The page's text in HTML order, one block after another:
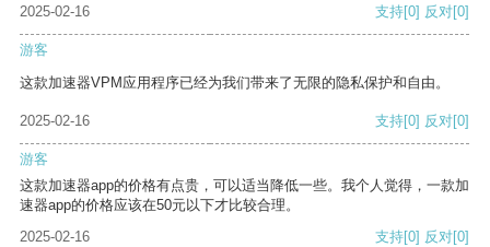
2025-02-16 支持[0] 反对[0]
游客
这款加速器VPM应用程序已经为我们带来了无限的隐私保护和自由。
2025-02-16 支持[0] 反对[0]
游客
这款加速器app的价格有点贵，可以适当降低一些。我个人觉得，一款加
速器app的价格应该在50元以下才比较合理。
2025-02-16
支持[0] 反对[0]